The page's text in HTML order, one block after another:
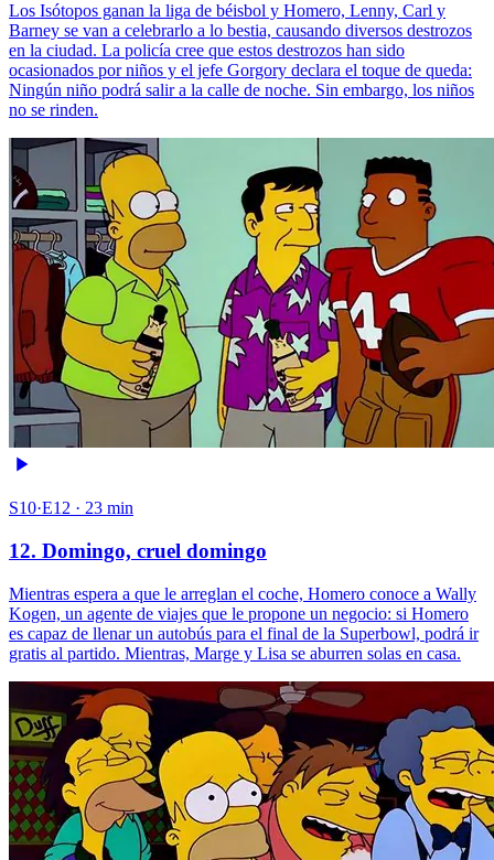
Los Isótopos ganan la liga de béisbol y Homero, Lenny, Carl y
Barney se van a celebrarlo a lo bestia, causando diversos destrozos
en la ciudad. La policía cree que estos destrozos han sido
ocasionados por niños y el jefe Gorgory declara el toque de queda:
Ningún niño podrá salir a la calle de noche. Sin embargo, los niños
no se rinden.
S10·E12 · 23 min
12. Domingo, cruel domingo
Mientras espera a que le arreglan el coche, Homero conoce a Wally
Kogen, un agente de viajes que le propone un negocio: si Homero
es capaz de llenar un autobús para el final de la Superbowl, podrá ir
gratis al partido. Mientras, Marge y Lisa se aburren solas en casa.